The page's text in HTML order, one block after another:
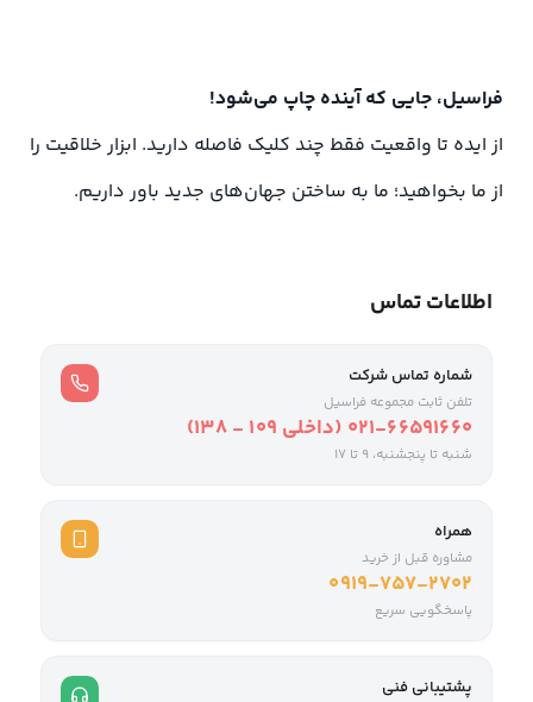
فراسیل، جایی که آینده چاپ می‌شود!
از ایده تا واقعیت فقط چند کلیک فاصله دارید. ابزار خلاقیت را
از ما بخواهید؛ ما به ساختن جهان‌های جدید باور داریم.
اطلاعات تماس
شماره تماس شرکت
تلفن ثابت مجموعه فراسیل
021-66591660 (داخلی ۱۰۹ - ۱۳۸)
شنبه تا پنجشنبه، 9 تا ۱۷
همراه
مشاوره قبل از خرید
0919-757-2702
پاسخگویی سریع
پشتیبانی فنی